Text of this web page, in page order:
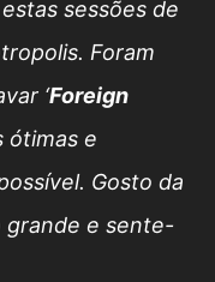
sessões de
Foram
‘Foreign
ótimas e
Gosto da
grande e sente-